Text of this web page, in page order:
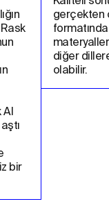
bir
gerçekten
diğer
olabilir.